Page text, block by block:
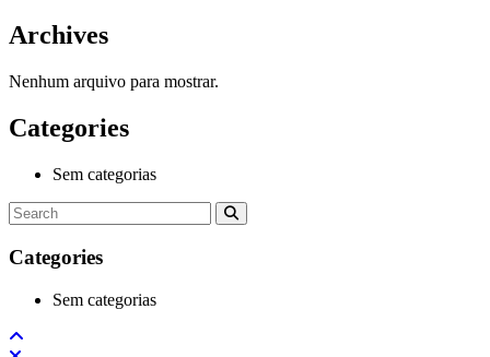
Archives
Nenhum arquivo para mostrar.
Categories
Sem categorias
Categories
Sem categorias